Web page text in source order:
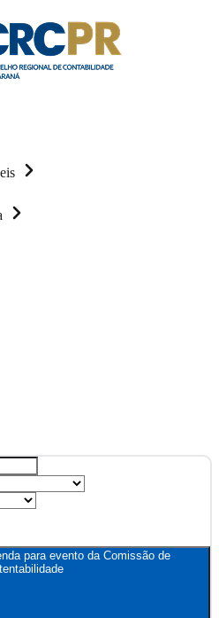
para evento da Comissão de